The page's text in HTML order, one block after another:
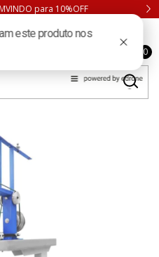
FRETE GRÁTIS. Compras acima de
0